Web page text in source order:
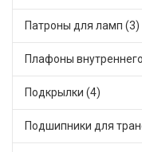
Патроны для ламп (3)
Подкрылки (4)